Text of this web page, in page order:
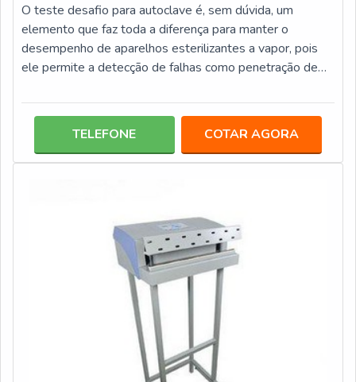
O teste desafio para autoclave é, sem dúvida, um
elemento que faz toda a diferença para manter o
desempenho de aparelhos esterilizantes a vapor, pois
ele permite a detecção de falhas como penetração de
afetam a qualidade e eficácia dos processos de
disponibilizados em diversas categorias pacotes com
leitura em 3h, 1h, 20 minutos e liberador de carga com
TELEFONE COTAR AGORA